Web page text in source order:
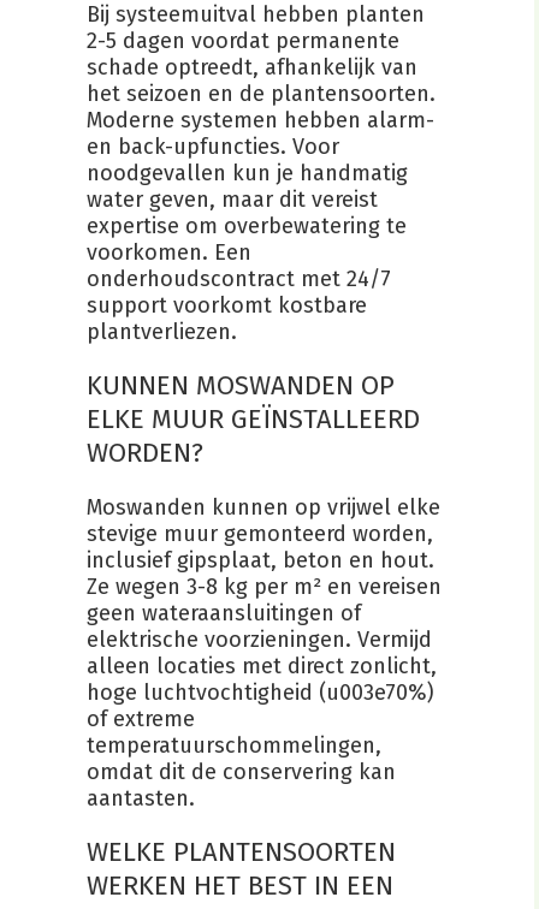
Bij systeemuitval hebben planten
2-5 dagen voordat permanente
schade optreedt, afhankelijk van
het seizoen en de plantensoorten.
Moderne systemen hebben alarm-
en back-upfuncties. Voor
noodgevallen kun je handmatig
water geven, maar dit vereist
expertise om overbewatering te
voorkomen. Een
onderhoudscontract met 24/7
support voorkomt kostbare
plantverliezen.
KUNNEN MOSWANDEN OP
ELKE MUUR GEÏNSTALLEERD
WORDEN?
Moswanden kunnen op vrijwel elke
stevige muur gemonteerd worden,
inclusief gipsplaat, beton en hout.
Ze wegen 3-8 kg per m² en vereisen
geen wateraansluitingen of
elektrische voorzieningen. Vermijd
alleen locaties met direct zonlicht,
hoge luchtvochtigheid (u003e70%)
of extreme
temperatuurschommelingen,
omdat dit de conservering kan
aantasten.
WELKE PLANTENSOORTEN
WERKEN HET BEST IN EEN